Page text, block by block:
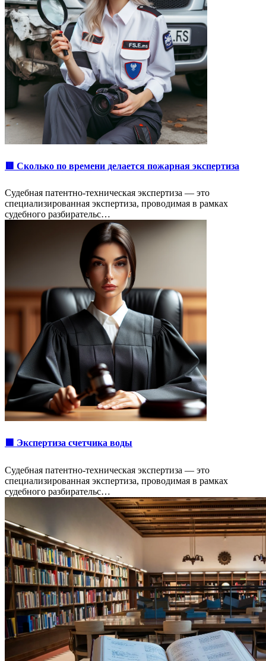
🟥 Сколько по времени делается пожарная экспертиза
Судебная патентно-техническая экспертиза — это
специализированная экспертиза, проводимая в рамках
судебного разбирательс…
🟩 Экспертиза счетчика воды
Судебная патентно-техническая экспертиза — это
специализированная экспертиза, проводимая в рамках
судебного разбирательс…